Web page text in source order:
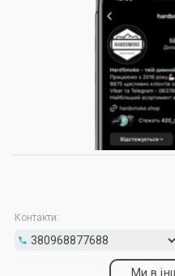
Контакти:
Ми в